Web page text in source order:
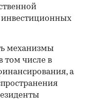
механизмы
том числе в
а